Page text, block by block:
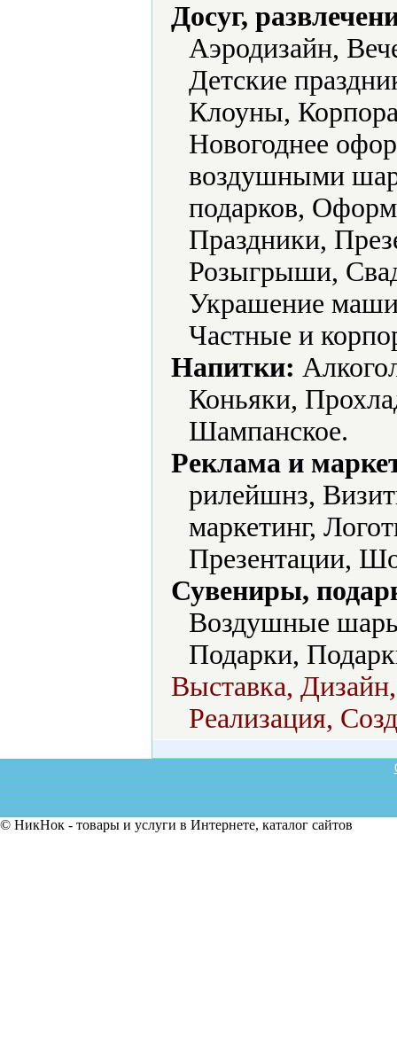
Досуг,
Аэродизайн,
Детские
Клоуны,
Новогоднее
воздушными
подарков,
Праздники,
Розыгрыши,
Украшение
Частные и
Напитки:
Коньяки,
Шампанское.
Реклама и
рилейшнз,
маркетинг,
Презентации,
Сувениры,
Воздушные
Подарки,
Выставка,
Реализация,
© НикНок - товары и услуги в Интернете, каталог сайтов